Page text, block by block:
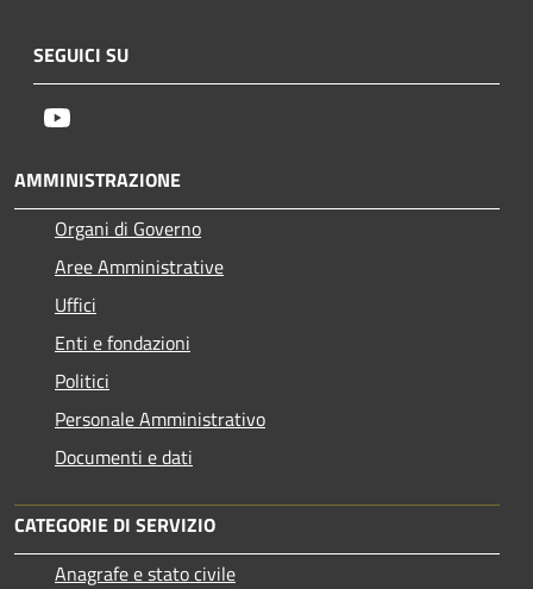
SEGUICI SU
AMMINISTRAZIONE
Organi di Governo
Aree Amministrative
Uffici
Enti e fondazioni
Politici
Personale Amministrativo
Documenti e dati
CATEGORIE DI SERVIZIO
Anagrafe e stato civile